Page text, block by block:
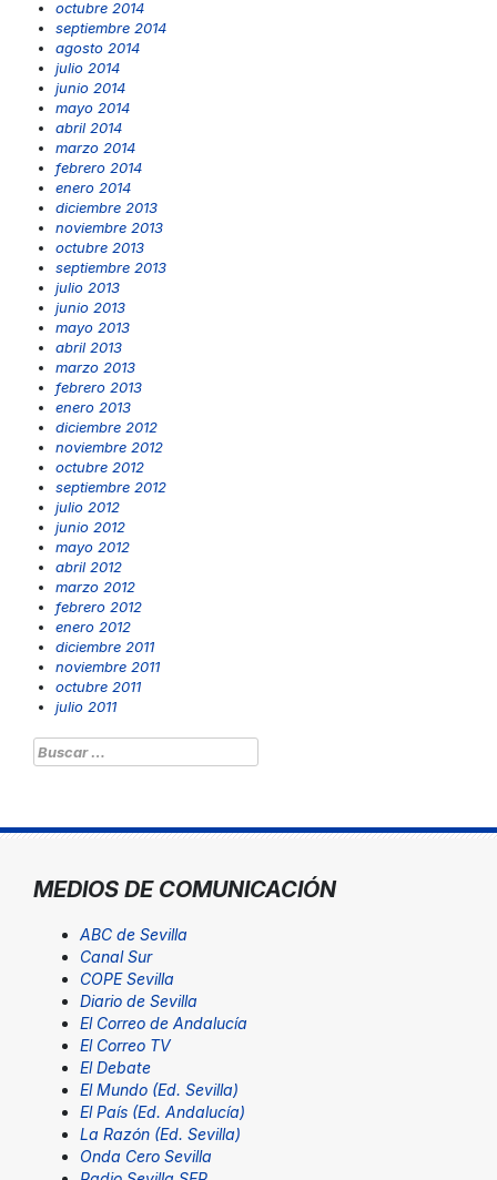
octubre 2014
septiembre 2014
agosto 2014
julio 2014
junio 2014
mayo 2014
abril 2014
marzo 2014
febrero 2014
enero 2014
diciembre 2013
noviembre 2013
octubre 2013
septiembre 2013
julio 2013
junio 2013
mayo 2013
abril 2013
marzo 2013
febrero 2013
enero 2013
diciembre 2012
noviembre 2012
octubre 2012
septiembre 2012
julio 2012
junio 2012
mayo 2012
abril 2012
marzo 2012
febrero 2012
enero 2012
diciembre 2011
noviembre 2011
octubre 2011
julio 2011
Buscar:
MEDIOS DE COMUNICACIÓN
ABC de Sevilla
Canal Sur
COPE Sevilla
Diario de Sevilla
El Correo de Andalucía
El Correo TV
El Debate
El Mundo (Ed. Sevilla)
El País (Ed. Andalucía)
La Razón (Ed. Sevilla)
Onda Cero Sevilla